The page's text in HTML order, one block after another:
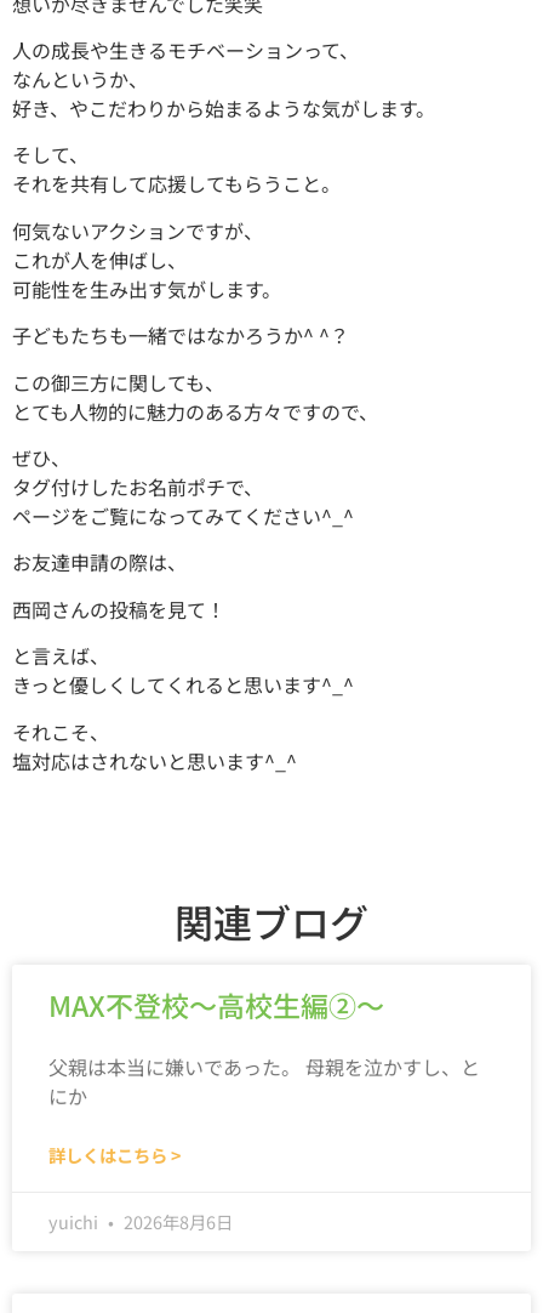
人の成長や生きるモチベーションって、
なんというか、
好き、やこだわりから始まるような気がします。
そして、
それを共有して応援してもらうこと。
何気ないアクションですが、
これが人を伸ばし、
可能性を生み出す気がします。
子どもたちも一緒ではなかろうか^ ^？
この御三方に関しても、
とても人物的に魅力のある方々ですので、
ぜひ、
タグ付けしたお名前ポチで、
ページをご覧になってみてください^_^
お友達申請の際は、
西岡さんの投稿を見て！
と言えば、
きっと優しくしてくれると思います^_^
それこそ、
塩対応はされないと思います^_^
関連ブログ
MAX不登校～高校生編②～
父親は本当に嫌いであった。 母親を泣かすし、と
にか
詳しくはこちら >
yuichi 2026年8月6日